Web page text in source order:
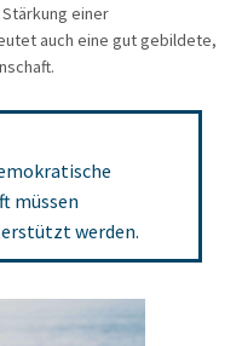
einer
auch eine gut gebildete,
müssen
werden.